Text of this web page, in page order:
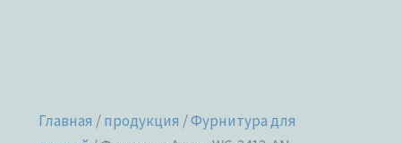
Главная /продукция /Фурнитура для